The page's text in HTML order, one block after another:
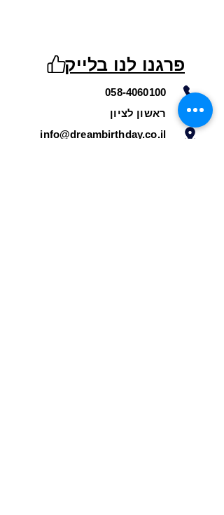
פרגנו לנו בלייק
058-4060100
ראשון לציון
info@dreambirthday.co.il